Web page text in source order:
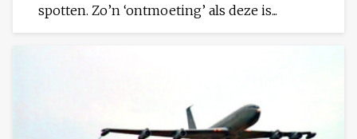
spotten. Zo’n ‘ontmoeting’ als deze is...